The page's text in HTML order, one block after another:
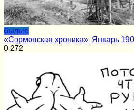
былые
«Сормовская хроника». Январь
0 272